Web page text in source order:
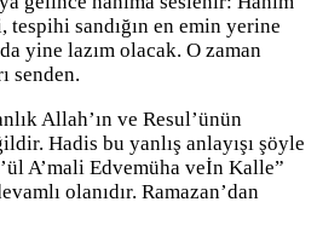
tespihi sandığın en emin yerine
yine lazım olacak. O zaman
senden.
Allah’ın ve Resul’ünün
Hadis bu yanlış anlayışı şöyle
A’mali Edvemüha veİn Kalle”
olanıdır. Ramazan’dan